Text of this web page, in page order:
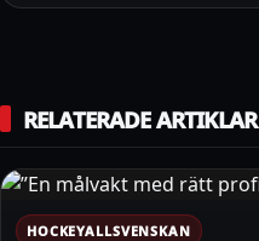
RELATERADE ARTIKLAR
HOCKEYALLSVENSKAN